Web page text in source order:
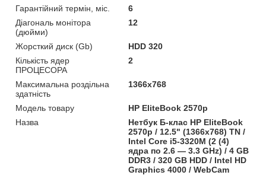
Гарантійний термін, міс.
6
Діагональ монітора
(дюйми)
12
Жорсткий диск (Gb)
HDD 320
Кількість ядер
ПРОЦЕСОРА
2
Максимальна роздільна
здатність
1366x768
Модель товару
HP EliteBook 2570p
Назва
Нетбук Б-клас HP EliteBook
2570p / 12.5" (1366x768) TN /
Intel Core i5-3320M (2 (4)
ядра по 2.6 — 3.3 GHz) / 4 GB
DDR3 / 320 GB HDD / Intel HD
Graphics 4000 / WebCam